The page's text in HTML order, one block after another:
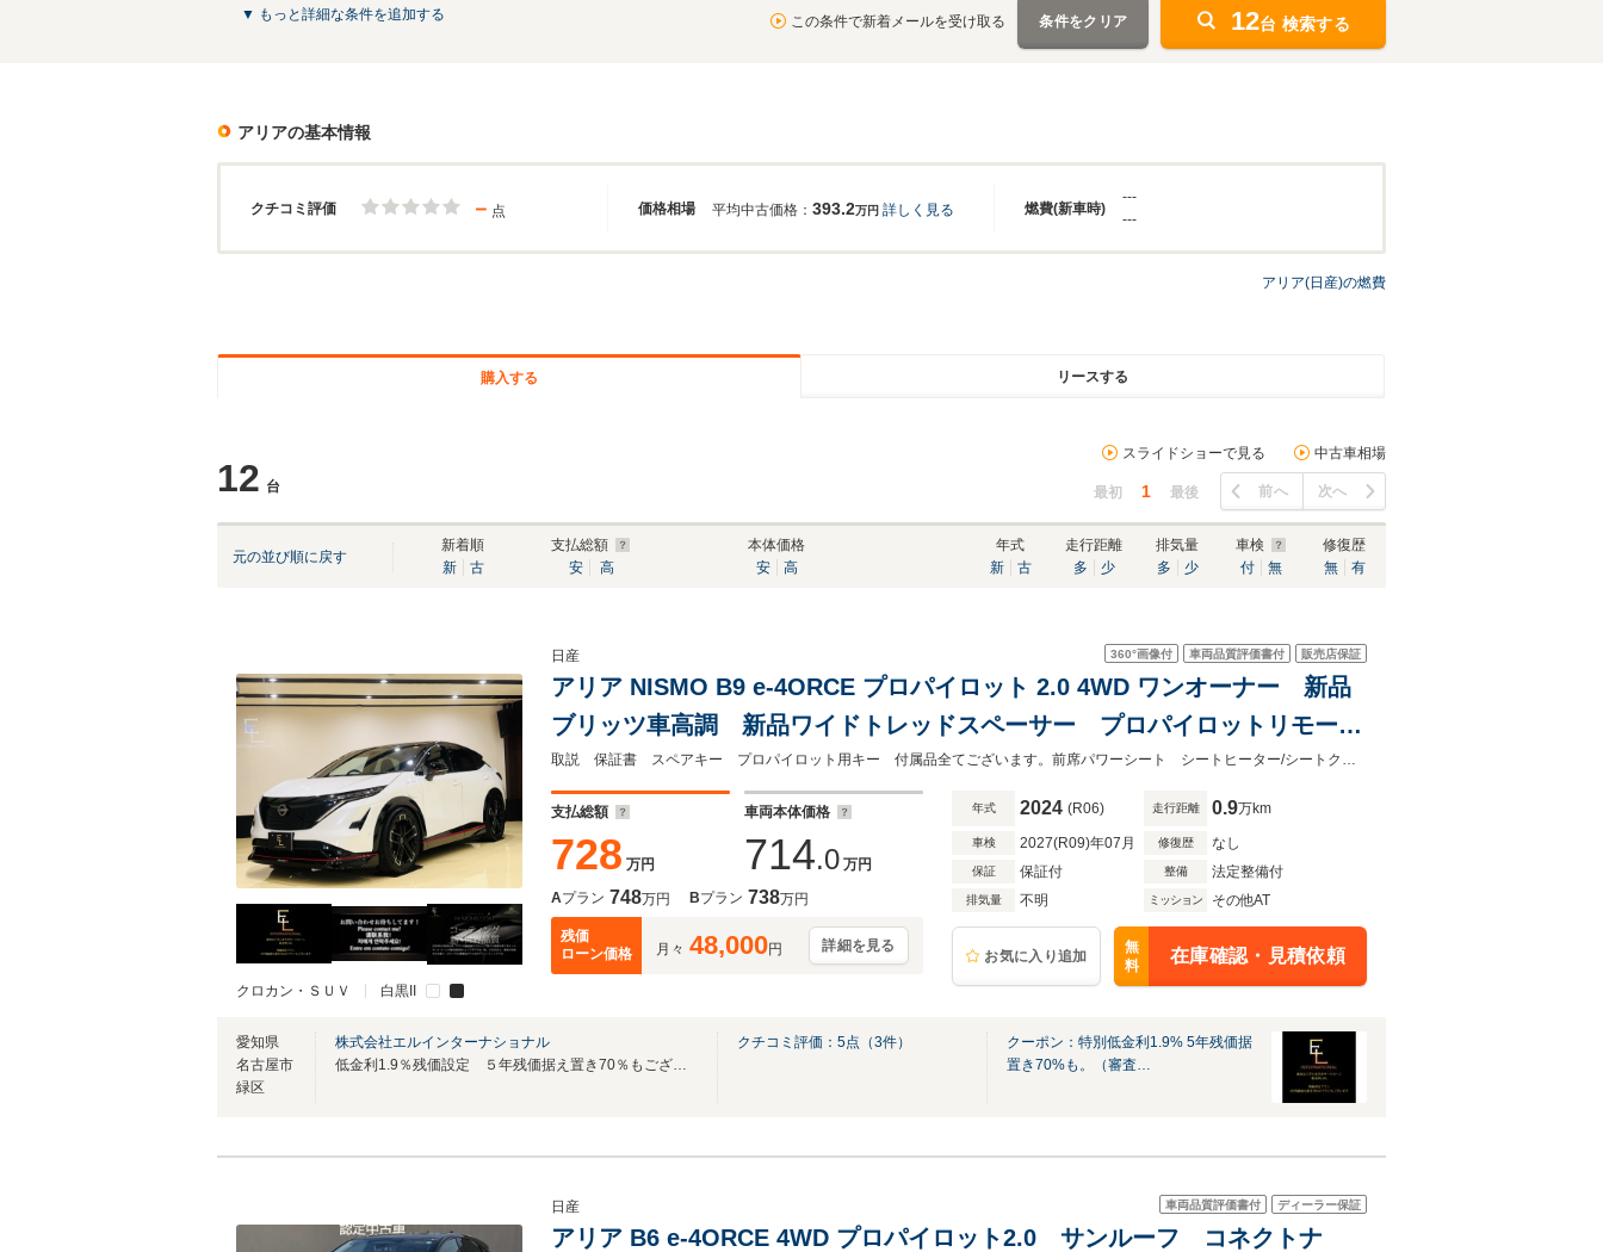
▼ もっと詳細な条件を追加する この条件で新着メールを受け取る 条件をクリア 12台 検索する
アリアの基本情報
クチコミ評価 価格相場 燃費(新車時)
－ 点 平均中古価格： 393.2万円 詳しく見る
---
---
アリア(日産)の燃費
購入する リースする
12 台
スライドショーで見る 中古車相場
最初 1 最後 前へ 次へ
元の並び順に戻す
新着順
新
古
支払総額
安
高
本体価格
安
高
年式
新
古
走行距離
多
少
排気量
多
少
車検
付
無
修復歴
無
有
クロカン・ＳＵＶ 白黒II
360°画像付 車両品質評価書付 販売店保証
日産
アリア NISMO B9 e-4ORCE プロパイロット 2.0 4WD ワンオーナー 新品
ブリッツ車高調 新品ワイドトレッドスペーサー プロパイロットリモート
リモコン BOSEスピーカー 純正20インチアルミホイール 純正ドラレ
コ アラウンドビュー パワーバックドア ナビ TV
取説 保証書 スペアキー プロパイロット用キー 付属品全てございます。前席パワーシート シートヒーター/シートクーラー ステアリングヒーター ETC 純正マット 4WD 美車
支払総額
728 万円
車両本体価格
714.0 万円
Aプラン 748万円 Bプラン 738万円
残価
ローン価格
月々 48,000円 詳細を見る
年式 2024 (R06) 走行距離 0.9万km
車検 2027(R09)年07月 修復歴 なし
保証 保証付 整備 法定整備付
排気量 不明 ミッション その他AT
お気に入り追加
無
料
在庫確認・見積依頼
愛知県
名古屋市
緑区
株式会社エルインターナショナル
低金利1.9％残価設定 ５年残価据え置き70％もございます（審査あり）
クチコミ評価： 5点（3件）
クーポン：特別低金利1.9% 5年残価据
置き70%も。（審査…
車両品質評価書付 ディーラー保証
日産
アリア B6 e-4ORCE 4WD プロパイロット2.0 サンルーフ コネクトナ